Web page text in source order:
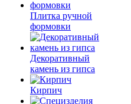
Плитка ручной
формовки
Декоративный
камень из гипса
Кирпич